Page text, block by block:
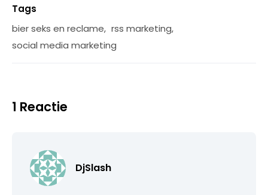
Tags
bier seks en reclame, rss marketing,
social media marketing
1 Reactie
DjSlash